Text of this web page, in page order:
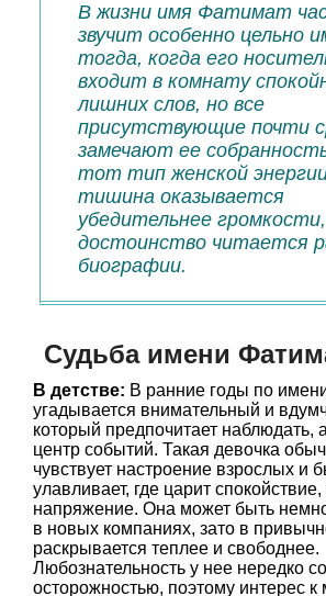
В жизни имя Фатимат
звучит особенно цельно
тогда, когда его
входит в комнату
лишних слов, но все
присутствующие почти
замечают ее
тот тип женской
тишина оказывается
убедительнее
достоинство читается
биографии.
Судьба имени
В детстве: В ранние годы по
угадывается внимательный и
который предпочитает наблюдать,
центр событий. Такая девочка
чувствует настроение взрослых и
улавливает, где царит спокойствие,
напряжение. Она может быть
в новых компаниях, зато в
раскрывается теплее и свободнее.
Любознательность у нее нередко
осторожностью, поэтому интерес к